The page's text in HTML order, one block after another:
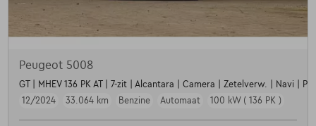
Peugeot 5008
GT | MHEV 136 PK AT | 7-zit | Alcantara | Camera | Zetelverw. | Navi |
12/2024
33.064 km Benzine Automaat 100 kW ( 136 PK )